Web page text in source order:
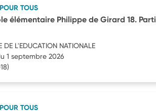
TOUS
élémentaire Philippe de Girard 18.
DE L'EDUCATION NATIONALE
1 septembre 2026
TOUS